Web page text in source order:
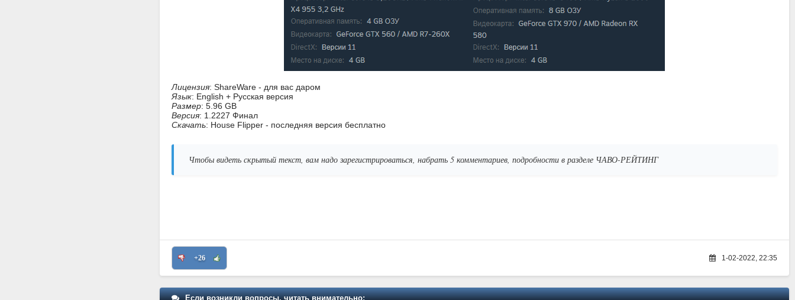
Лицензия: ShareWare - для вас даром
Язык: English + Русская версия
Размер: 5.96 GB
Версия: 1.2227 Финал
Скачать: House Flipper - последняя версия бесплатно
Чтобы видеть скрытый текст, вам надо зарегистрироваться, набрать 5 комментариев, подробности в разделе ЧАВО-РЕЙТИНГ
+26 1-02-2022, 22:35
Если возникли вопросы, читать внимательно: